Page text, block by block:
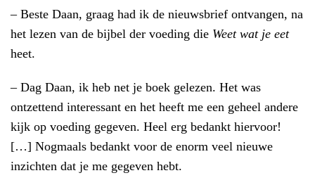
– Beste Daan, graag had ik de nieuwsbrief ontvangen, na
het lezen van de bijbel der voeding die Weet wat je eet
heet.
– Dag Daan, ik heb net je boek gelezen. Het was
ontzettend interessant en het heeft me een geheel andere
kijk op voeding gegeven. Heel erg bedankt hiervoor!
[…] Nogmaals bedankt voor de enorm veel nieuwe
inzichten dat je me gegeven hebt.